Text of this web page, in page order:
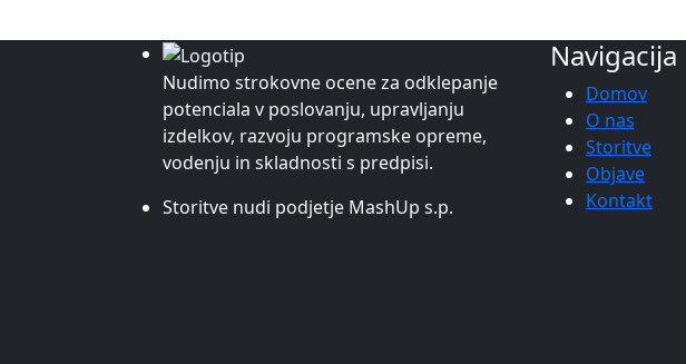
Nudimo strokovne ocene za odklepanje
potenciala v poslovanju, upravljanju
izdelkov, razvoju programske opreme,
vodenju in skladnosti s predpisi.
Storitve nudi podjetje MashUp s.p.
Navigacija
Domov
O nas
Storitve
Objave
Kontakt